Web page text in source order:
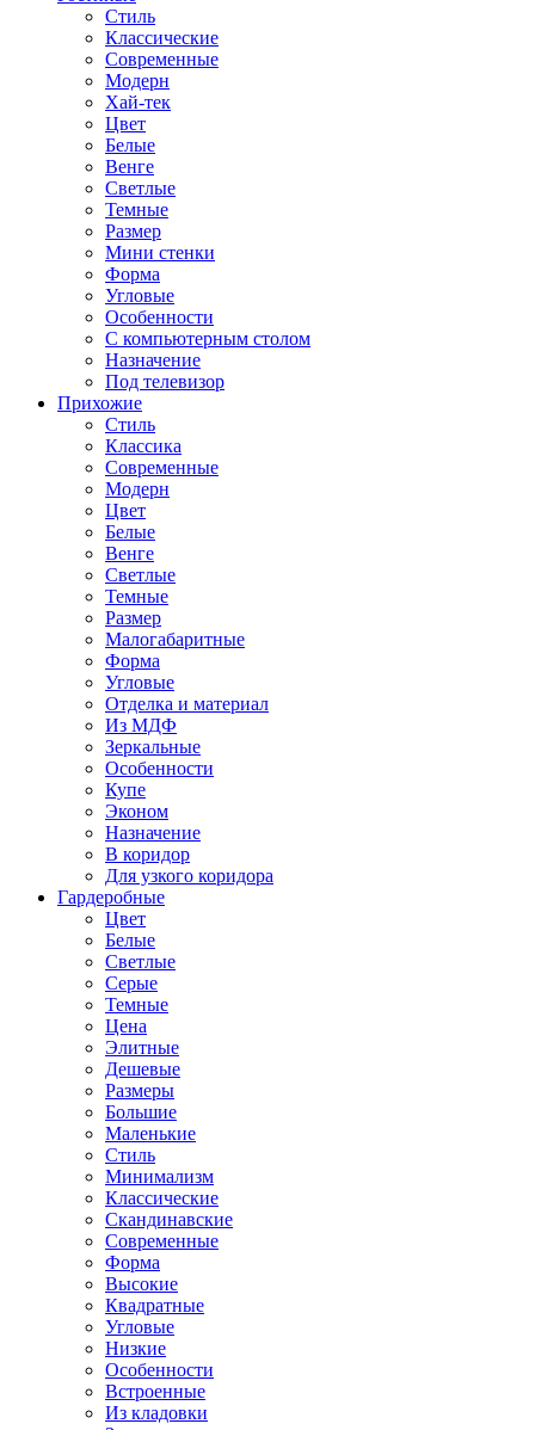
Стиль
Классические
Современные
Модерн
Хай-тек
Цвет
Белые
Венге
Светлые
Темные
Размер
Мини стенки
Форма
Угловые
Особенности
С компьютерным столом
Назначение
Под телевизор
Прихожие
Стиль
Классика
Современные
Модерн
Цвет
Белые
Венге
Светлые
Темные
Размер
Малогабаритные
Форма
Угловые
Отделка и материал
Из МДФ
Зеркальные
Особенности
Купе
Эконом
Назначение
В коридор
Для узкого коридора
Гардеробные
Цвет
Белые
Светлые
Серые
Темные
Цена
Элитные
Дешевые
Размеры
Большие
Маленькие
Стиль
Минимализм
Классические
Скандинавские
Современные
Форма
Высокие
Квадратные
Угловые
Низкие
Особенности
Встроенные
Из кладовки